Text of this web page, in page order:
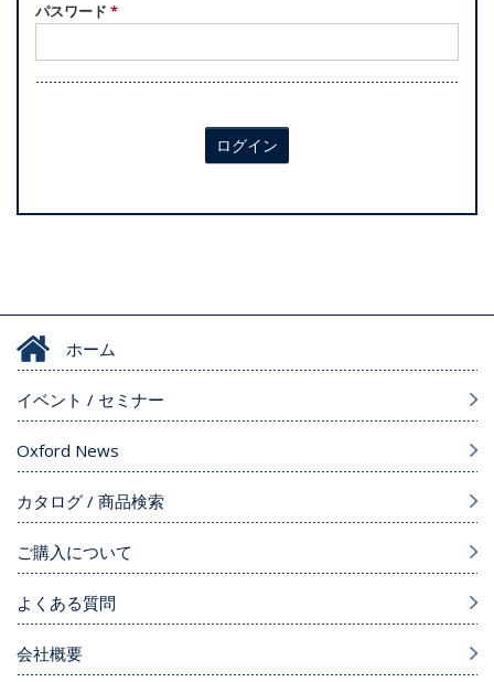
パスワード *
ログイン
ホーム
イベント / セミナー
Oxford News
カタログ / 商品検索
ご購入について
よくある質問
会社概要